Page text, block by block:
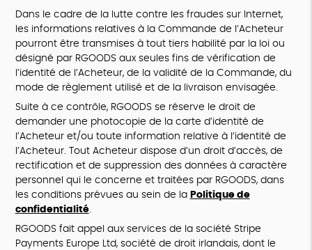
Dans le cadre de la lutte contre les fraudes sur Internet,
les informations relatives à la Commande de l’Acheteur
pourront être transmises à tout tiers habilité par la loi ou
désigné par RGOODS aux seules fins de vérification de
l’identité de l’Acheteur, de la validité de la Commande, du
mode de règlement utilisé et de la livraison envisagée.
Suite à ce contrôle, RGOODS se réserve le droit de
demander une photocopie de la carte d’identité de
l’Acheteur et/ou toute information relative à l’identité de
l’Acheteur. Tout Acheteur dispose d’un droit d’accès, de
rectification et de suppression des données à caractère
personnel qui le concerne et traitées par RGOODS, dans
les conditions prévues au sein de la Politique de
confidentialité.
RGOODS fait appel aux services de la société Stripe
Payments Europe Ltd, société de droit irlandais, dont le